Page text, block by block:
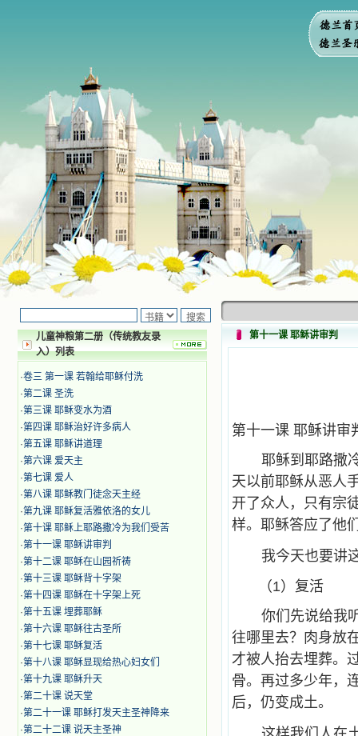
儿童神粮第二册（传统教友录
入）列表
·卷三 第一课 若翰给耶稣付洗
·第二课 圣洗
·第三课 耶稣变水为酒
·第四课 耶稣治好许多病人
·第五课 耶稣讲道理
·第六课 爱天主
·第七课 爱人
·第八课 耶稣教门徒念天主经
·第九课 耶稣复活雅依洛的女儿
·第十课 耶稣上耶路撒冷为我们受苦
·第十一课 耶稣讲审判
·第十二课 耶稣在山园祈祷
·第十三课 耶稣背十字架
·第十四课 耶稣在十字架上死
·第十五课 埋葬耶稣
·第十六课 耶稣往古圣所
·第十七课 耶稣复活
·第十八课 耶稣显现给热心妇女们
·第十九课 耶稣升天
·第二十课 说天堂
·第二十一课 耶稣打发天主圣神降来
·第二十二课 说天主圣神
第十一课 耶稣讲审判
第十一课 耶稣讲审
耶稣到耶路撒
天以前耶稣从恶人
开了众人，只有宗
样。耶稣答应了他
我今天也要讲
（1）复活
你们先说给我
往哪里去？肉身放
才被人抬去埋葬。
骨。再过多少年，
后，仍变成土。